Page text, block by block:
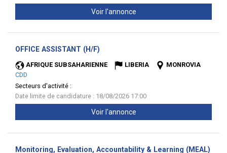
Voir l'annonce
OFFICE ASSISTANT (H/F)
AFRIQUE SUBSAHARIENNE LIBERIA
MONROVIA
CDD
Secteurs d'activité :
Date limite de candidature : 18/08/2026 17:00
Voir l'annonce
Monitoring, Evaluation, Accountability & Learning (MEAL)